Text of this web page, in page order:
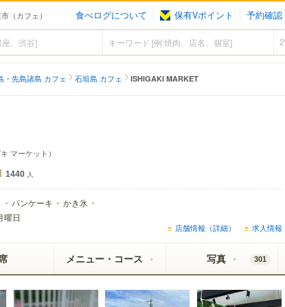
（カフェ） 食べログについて 保有Vポイント 予約確認
・先島諸島 カフェ 石垣島 カフェ ISHIGAKI MARKET
マーケット）
1440 人
パンケーキ かき氷
曜日
店舗情報（詳細） 求人情報
メニュー・コース 写真 301